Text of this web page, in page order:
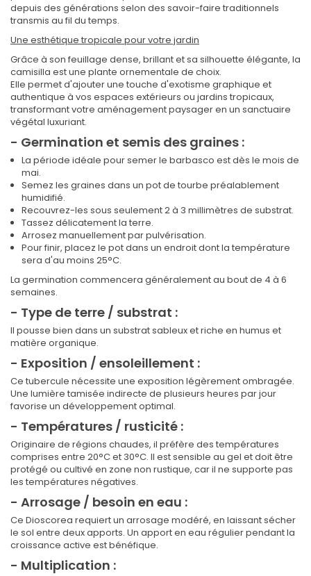
depuis des générations selon des savoir-faire traditionnels
transmis au fil du temps.
Une esthétique tropicale pour votre jardin
Grâce à son feuillage dense, brillant et sa silhouette élégante, la
camisilla est une plante ornementale de choix.
Elle permet d'ajouter une touche d'exotisme graphique et
authentique à vos espaces extérieurs ou jardins tropicaux,
transformant votre aménagement paysager en un sanctuaire
végétal luxuriant.
- Germination et semis des graines :
La période idéale pour semer le barbasco est dès le mois de
mai.
Semez les graines dans un pot de tourbe préalablement
humidifié.
Recouvrez-les sous seulement 2 à 3 millimètres de substrat.
Tassez délicatement la terre.
Arrosez manuellement par pulvérisation.
Pour finir, placez le pot dans un endroit dont la température
sera d'au moins 25°C.
La germination commencera généralement au bout de 4 à 6
semaines.
- Type de terre / substrat :
Il pousse bien dans un substrat sableux et riche en humus et
matière organique.
- Exposition / ensoleillement :
Ce tubercule nécessite une exposition légèrement ombragée.
Une lumière tamisée indirecte de plusieurs heures par jour
favorise un développement optimal.
- Températures / rusticité :
Originaire de régions chaudes, il préfère des températures
comprises entre 20°C et 30°C. Il est sensible au gel et doit être
protégé ou cultivé en zone non rustique, car il ne supporte pas
les températures négatives.
- Arrosage / besoin en eau :
Ce Dioscorea requiert un arrosage modéré, en laissant sécher
le sol entre deux apports. Un apport en eau régulier pendant la
croissance active est bénéfique.
- Multiplication :